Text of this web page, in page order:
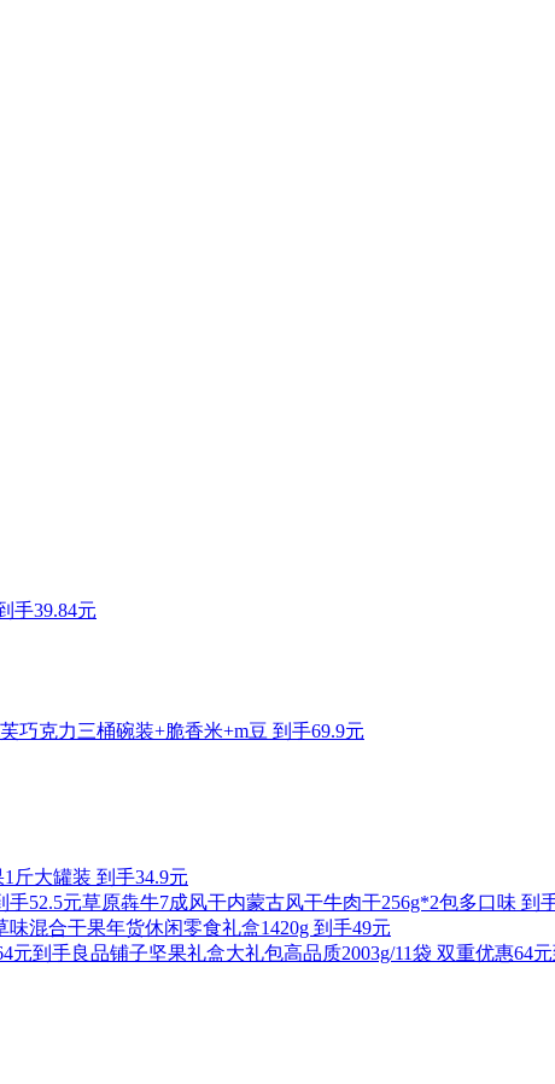
手39.84元
巧克力三桶碗装+脆香米+m豆 到手69.9元
斤大罐装 到手34.9元
草原犇牛7成风干内蒙古风干牛肉干256g*2包多口味 到
味混合干果年货休闲零食礼盒1420g 到手49元
良品铺子坚果礼盒大礼包高品质2003g/11袋 双重优惠64